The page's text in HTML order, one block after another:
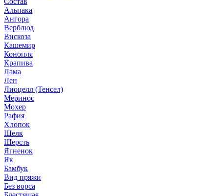
Альпака
Ангора
Верблюд
Вискоза
Кашемир
Конопля
Крапива
Лама
Лен
Лиоцелл (Тенсел)
Меринос
Мохер
Рафия
Хлопок
Шелк
Шерсть
Ягненок
Як
Бамбук
Вид пряжи
Без ворса